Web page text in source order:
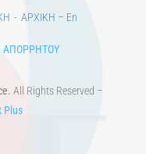
ΑΡΧΙΚΗ – En
ΑΠΟΡΡΗΤΟΥ
All Rights Reserved –
Plus